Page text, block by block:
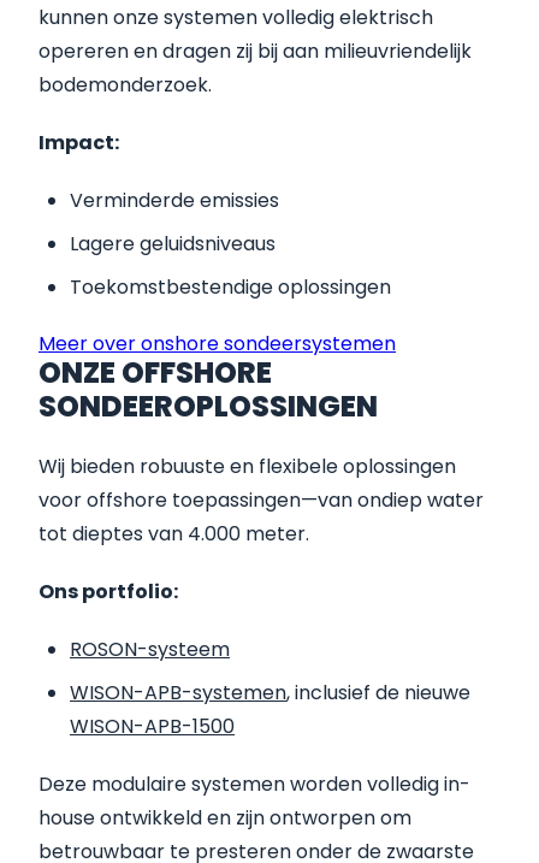
kunnen onze systemen volledig elektrisch
opereren en dragen zij bij aan milieuvriendelijk
bodemonderzoek.
Impact:
Verminderde emissies
Lagere geluidsniveaus
Toekomstbestendige oplossingen
Meer over onshore sondeersystemen
ONZE OFFSHORE
SONDEEROPLOSSINGEN
Wij bieden robuuste en flexibele oplossingen
voor offshore toepassingen—van ondiep water
tot dieptes van 4.000 meter.
Ons portfolio:
ROSON-systeem
WISON-APB-systemen, inclusief de nieuwe
WISON-APB-1500
Deze modulaire systemen worden volledig in-
house ontwikkeld en zijn ontworpen om
betrouwbaar te presteren onder de zwaarste